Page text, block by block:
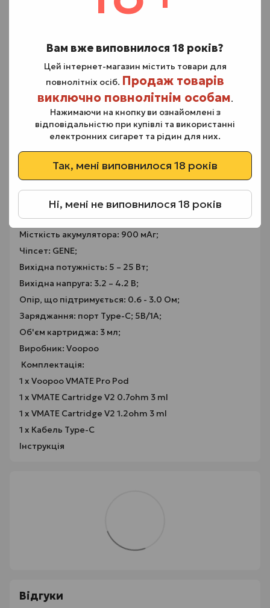
Вам вже виповнилося 18 років?
Цей інтернет-магазин містить товари для
повнолітніх осіб. Продаж товарів
виключно повнолітнім особам.
Нажимаючи на кнопку ви ознайомлені з
відповідальністю при купівлі та використанні
електронних сигарет та рідин для них.
Так, мені виповнилося 18 років
Ні, мені не виповнилося 18 років
Активується пристрій при затягуванні.
сітці, опором 0.7 та 1.2 Ом.
Картриджі цієї серії повністю сумісні з пристроями
серій VMATE та V.Thru.
Випарники всередині картриджів виготовлені за
технологією ITO, покликаною покращити
смакопередачу шляхом рівного розподілу тепла по
сітці.
вийняти з батарейного блоку, відкрити на бічній
поверхні силіконову заглушку та залити 3 мл рідини.
Матеріал: алюмінієвий сплав;
Розміри: 97.2 х 28.5 х 15.5 мм;
Місткість акумулятора: 900 мАг;
Чіпсет: GENE;
Вихідна потужність: 5 – 25 Вт;
Вихідна напруга: 3.2 – 4.2 В;
Опір, що підтримується: 0.6 - 3.0 Ом;
Заряджання: порт Type-C; 5В/1А;
Об'єм картриджа: 3 мл;
Виробник: Voopoo
Комплектація:
1 х Voopoo VMATE Pro Pod
1 х VMATE Cartridge V2 0.7ohm 3 ml
1 х VMATE Cartridge V2 1.2ohm 3 ml
1 х Кабель Type-C
Інструкція
Відгуки